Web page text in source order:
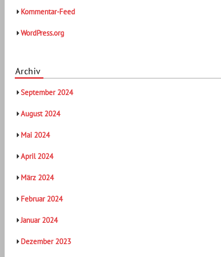
Kommentar-Feed
WordPress.org
Archiv
September 2024
August 2024
Mai 2024
April 2024
März 2024
Februar 2024
Januar 2024
Dezember 2023